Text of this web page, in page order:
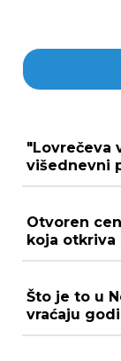
"Lovrečeva
višednevni
Otvoren
koja otkriva
Što je to u
vraćaju